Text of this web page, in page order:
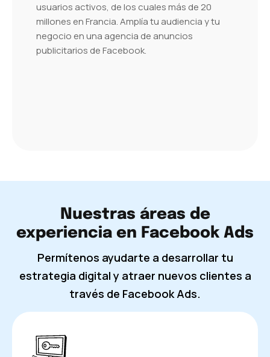
usuarios activos, de los cuales más de 20
millones en Francia. Amplía tu audiencia y tu
negocio en una agencia de anuncios
publicitarios de Facebook.
Nuestras áreas de
experiencia en Facebook Ads
Permítenos ayudarte a desarrollar tu
estrategia digital y atraer nuevos clientes a
través de Facebook Ads.